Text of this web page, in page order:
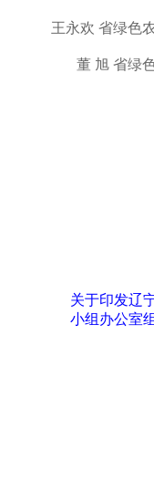
王永欢 省绿色
董 旭 省绿
关于印发辽
小组办公室